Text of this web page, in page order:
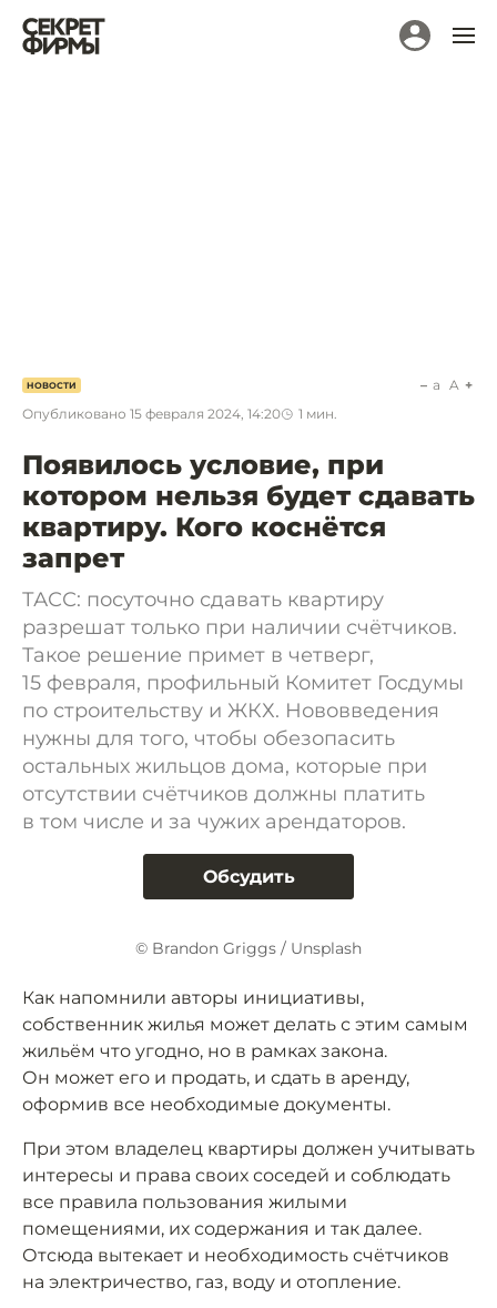
НОВОСТИ
Опубликовано 15 февраля 2024, 14:20 1 мин.
a A
Появилось условие, при
котором нельзя будет сдавать
квартиру. Кого коснётся
запрет
ТАСС: посуточно сдавать квартиру
разрешат только при наличии счётчиков.
Такое решение примет в четверг,
15 февраля, профильный Комитет Госдумы
по строительству и ЖКХ. Нововведения
нужны для того, чтобы обезопасить
остальных жильцов дома, которые при
отсутствии счётчиков должны платить
в том числе и за чужих арендаторов.
Обсудить
© Brandon Griggs / Unsplash
Как напомнили авторы инициативы,
собственник жилья может делать с этим самым
жильём что угодно, но в рамках закона.
Он может его и продать, и сдать в аренду,
оформив все необходимые документы.
При этом владелец квартиры должен учитывать
интересы и права своих соседей и соблюдать
все правила пользования жилыми
помещениями, их содержания и так далее.
Отсюда вытекает и необходимость счётчиков
на электричество, газ, воду и отопление.